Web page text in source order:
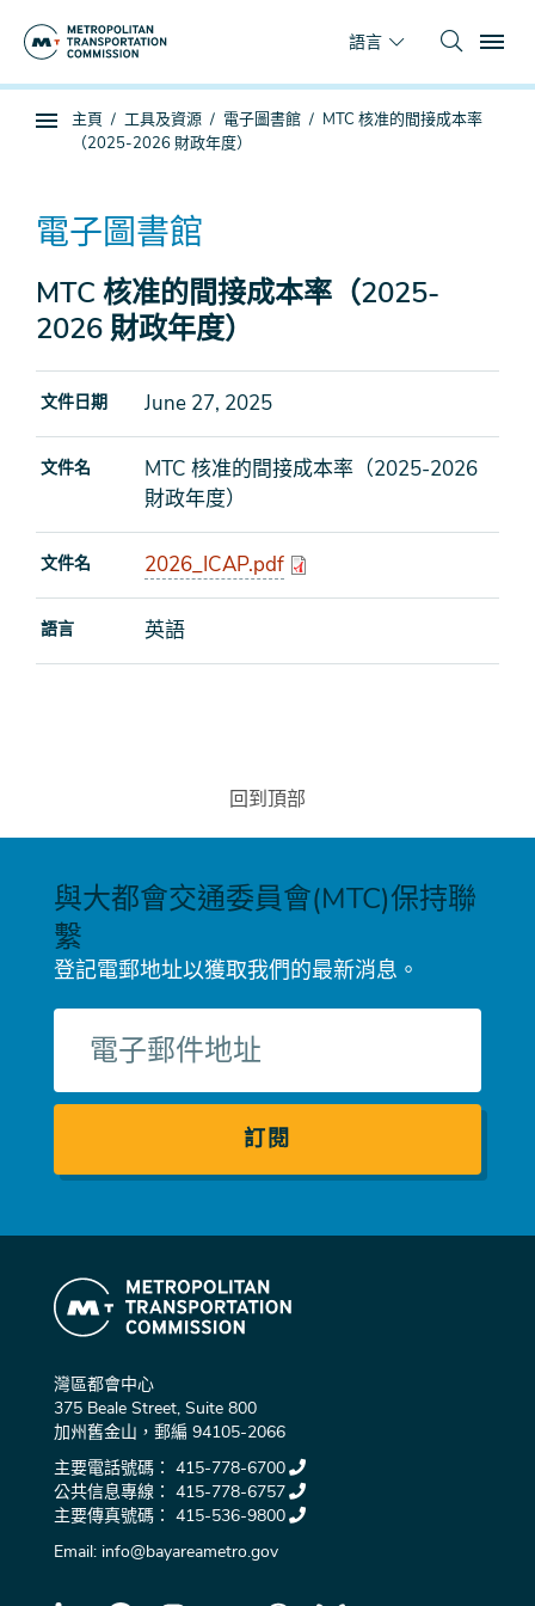
語言
子
導
航
你
在
主頁 工具及資源 電子圖書館
MTC 核准的間接成本率
（2025-2026 財政年度）
電子圖書館
MTC 核准的間接成本率（2025-
2026 財政年度）
文件日期 June 27, 2025
文件名
MTC 核准的間接成本率（2025-2026
財政年度）
文件名 2026_ICAP.pdf
語言 英語
回到頂部
與大都會交通委員會(MTC)保持聯
繫
登記電郵地址以獲取我們的最新消息。
郵
件
灣區都會中心
375 Beale Street, Suite 800
加州舊金山，郵編 94105-2066
主要電話號碼： 415-778-6700
公共信息專線： 415-778-6757
主要傳真號碼： 415-536-9800
Email: info@bayareametro.gov